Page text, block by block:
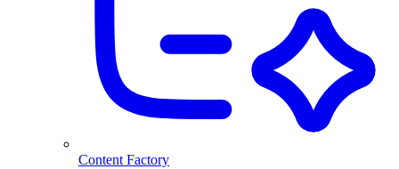
Content Factory